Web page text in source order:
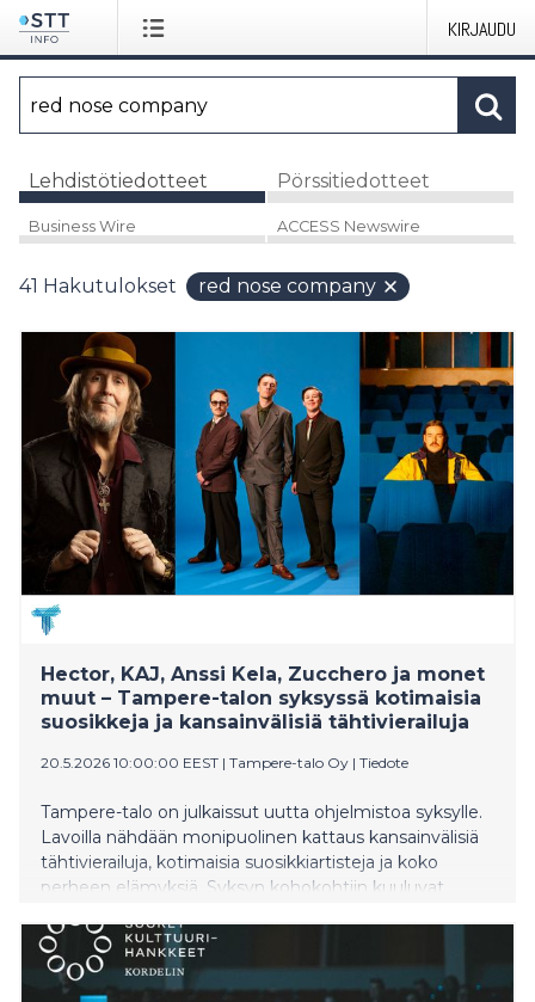
KIRJAUDU
Lehdistötiedotteet Pörssitiedotteet
Business Wire ACCESS Newswire
41 Hakutulokset red nose company
Hector, KAJ, Anssi Kela, Zucchero ja monet
muut – Tampere-talon syksyssä kotimaisia
suosikkeja ja kansainvälisiä tähtivierailuja
20.5.2026 10:00:00 EEST | Tampere-talo Oy | Tiedote
Tampere-talo on julkaissut uutta ohjelmistoa syksylle.
Lavoilla nähdään monipuolinen kattaus kansainvälisiä
tähtivierailuja, kotimaisia suosikkiartisteja ja koko
perheen elämyksiä. Syksyn kohokohtiin kuuluvat
esikoisalbumin 25-vuotiskeikka, italialaisen bluesrokkari
Zuccheron konsertti sekä KAJ:n ensiesiintyminen
Tampere-talossa.